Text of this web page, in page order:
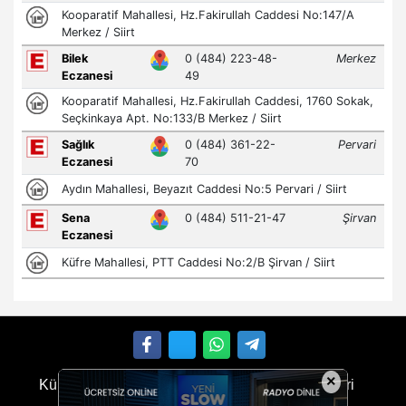
Künye İletişim Çerez Politikası Gizlilik İlkeleri
×